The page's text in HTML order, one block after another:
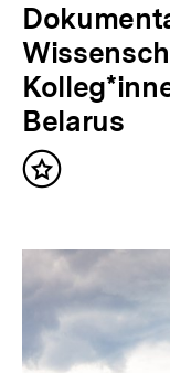
V
o
r
h
e
r
g
e
I
Belarus
Inhalt